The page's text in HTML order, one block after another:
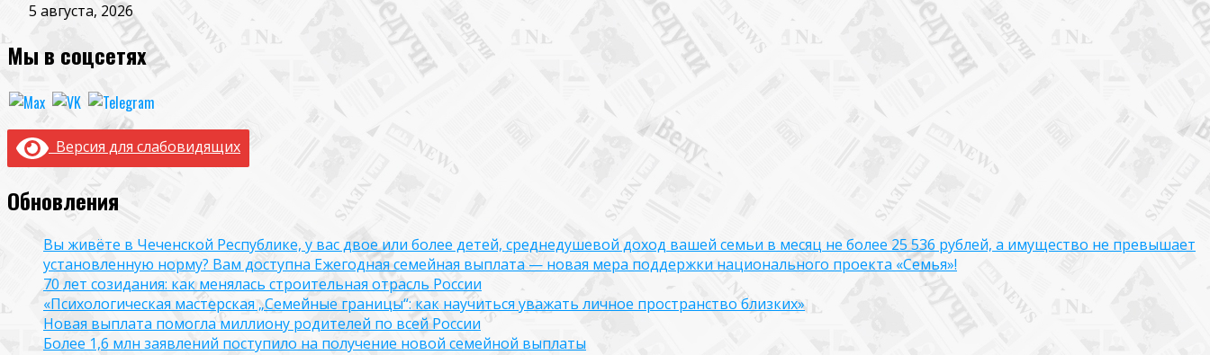
5 августа, 2026
Мы в соцсетях
Версия для слабовидящих
Обновления
Вы живёте в Чеченской Республике, у вас двое или более детей, среднедушевой доход вашей семьи в месяц не более 25 536 рублей, а имущество не превышает
установленную норму? Вам доступна Ежегодная семейная выплата — новая мера поддержки национального проекта «Семья»!
70 лет созидания: как менялась строительная отрасль России
«Психологическая мастерская „Семейные границы“: как научиться уважать личное пространство близких»
Новая выплата помогла миллиону родителей по всей России
Более 1,6 млн заявлений поступило на получение новой семейной выплаты